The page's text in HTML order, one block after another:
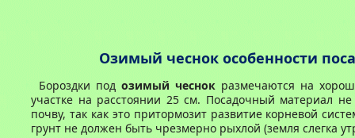
Озимый чеснок особенности
Бороздки под озимый чеснок размечаются на
участке на расстоянии 25 см. Посадочный материал не
почву, так как это притормозит развитие корневой
грунт не должен быть чрезмерно рыхлой (земля слегка